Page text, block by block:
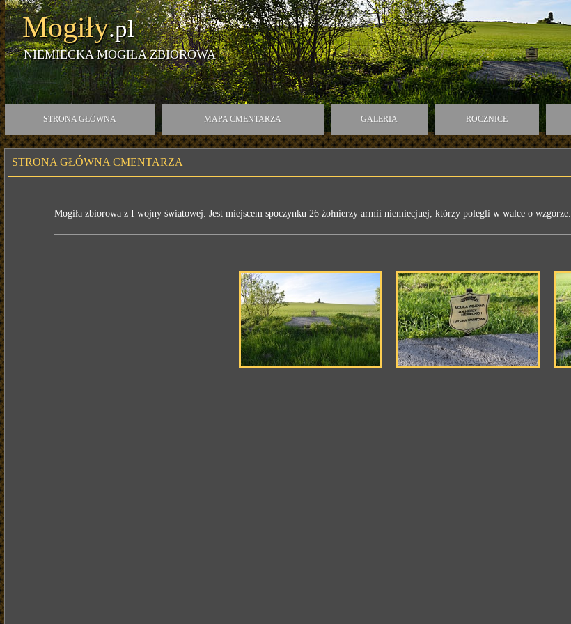
Mogiły.pl
NIEMIECKA MOGIŁA ZBIOROWA
STRONA GŁÓWNA MAPA CMENTARZA GALERIA ROCZNICE
STRONA GŁÓWNA CMENTARZA
Mogiła zbiorowa z I wojny światowej. Jest miejscem spoczynku 26 żołnierzy armii niemiecjuej, którzy polegli w walce o wzgórze.